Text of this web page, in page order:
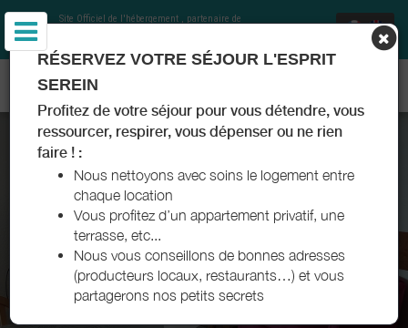
Site Officiel de l'hébergement , partenaire de
RÉSIDENCE YLENA - SAUJON - ROYAN ATLANTIQUE
RÉSERVEZ VOTRE SÉJOUR L'ESPRIT
SEREIN
Profitez de votre séjour pour vous détendre, vous
ressourcer, respirer, vous dépenser ou ne rien
faire ! :
Nous nettoyons avec soins le logement entre
chaque location
Vous profitez d’un appartement privatif, une
terrasse, etc...
Nous vous conseillons de bonnes adresses
(producteurs locaux, restaurants…) et vous
partagerons nos petits secrets